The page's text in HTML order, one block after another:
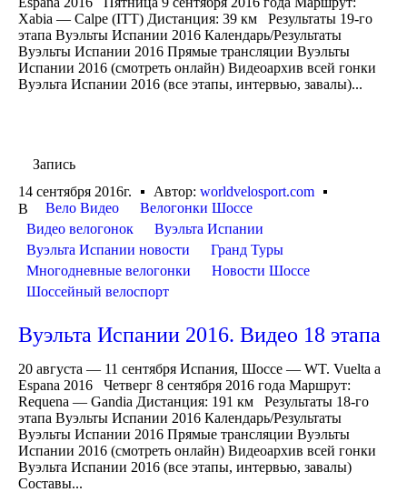
Xabia — Calpe (ITT) Дистанция: 39 км Результаты 19-го
этапа Вуэльты Испании 2016 Календарь/Результаты
Вуэльты Испании 2016 Прямые трансляции Вуэльты
Испании 2016 (смотреть онлайн) Видеоархив всей гонки
Вуэльта Испании 2016 (все этапы, интервью, завалы)...
Запись
14 сентября 2016г.
Автор: worldvelosport.com
В
Вело Видео
Велогонки Шоссе
Видео велогонок
Вуэльта Испании
Вуэльта Испании новости
Гранд Туры
Многодневные велогонки
Новости Шоссе
Шоссейный велоспорт
Вуэльта Испании 2016. Видео 18 этапа
20 августа — 11 сентября Испания, Шоссе — WT. Vuelta a
Espana 2016 Четверг 8 сентября 2016 года Маршрут:
Requena — Gandia Дистанция: 191 км Результаты 18-го
этапа Вуэльты Испании 2016 Календарь/Результаты
Вуэльты Испании 2016 Прямые трансляции Вуэльты
Испании 2016 (смотреть онлайн) Видеоархив всей гонки
Вуэльта Испании 2016 (все этапы, интервью, завалы)
Составы...